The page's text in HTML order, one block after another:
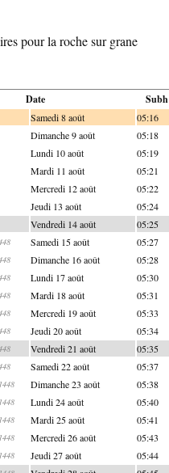
pour la roche sur grane
Date Subh
Samedi 8 août 05:16
Dimanche 9 août 05:18
Lundi 10 août 05:19
Mardi 11 août 05:21
Mercredi 12 août 05:22
Jeudi 13 août 05:24
Vendredi 14 août 05:25
Samedi 15 août 05:27
Dimanche 16 août 05:28
Lundi 17 août 05:30
Mardi 18 août 05:31
Mercredi 19 août 05:33
Jeudi 20 août 05:34
Vendredi 21 août 05:35
Samedi 22 août 05:37
Dimanche 23 août 05:38
Lundi 24 août 05:40
Mardi 25 août 05:41
Mercredi 26 août 05:43
Jeudi 27 août 05:44